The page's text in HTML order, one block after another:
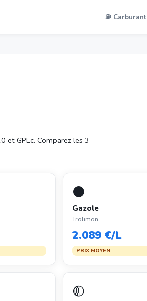
⛽ Carburant
et GPLc. Comparez les 3
⚫
Gazole
Trolimon
2.089 €/L
PRIX MOYEN
🟡